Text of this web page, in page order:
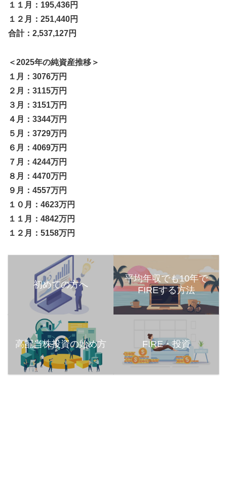
１１月：195,436円
１２月：251,440円
合計：2,537,127円
＜2025年の純資産推移＞
１月：3076万円
２月：3115万円
３月：3151万円
４月：3344万円
５月：3729万円
６月：4069万円
７月：4244万円
８月：4470万円
９月：4557万円
１０月：4623万円
１１月：4842万円
１２月：5158万円
初めての方へ
平均年収でも10年で
FIREする方法
高配当株投資の始め方 FIRE・投資